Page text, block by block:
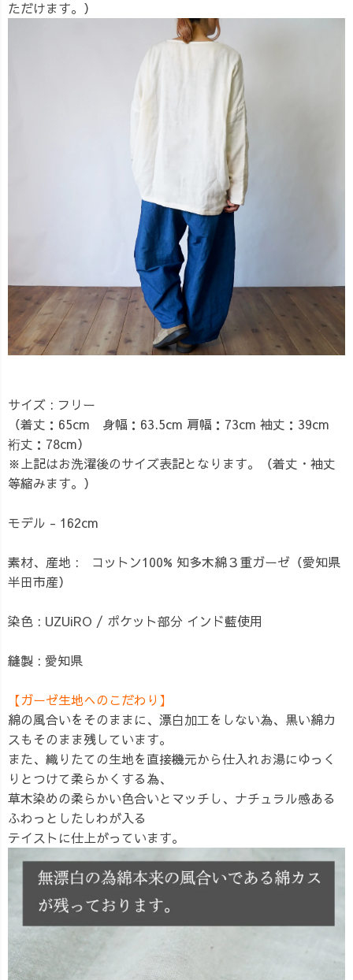
ただけます。）
サイズ : フリー
（着丈：65cm 身幅：63.5cm 肩幅：73cm 袖丈：39cm
裄丈：78cm）
※上記はお洗濯後のサイズ表記となります。（着丈・袖丈
等縮みます。）
モデル - 162cm
素材、産地 : コットン100% 知多木綿３重ガーゼ（愛知県
半田市産）
染色 : UZUiRO / ポケット部分 インド藍使用
縫製 : 愛知県
【ガーゼ生地へのこだわり】
綿の風合いをそのままに、漂白加工をしない為、黒い綿カ
スもそのまま残しています。
また、織りたての生地を直接機元から仕入れお湯にゆっく
りとつけて柔らかくする為、
草木染めの柔らかい色合いとマッチし、ナチュラル感ある
ふわっとしたしわが入る
テイストに仕上がっています。